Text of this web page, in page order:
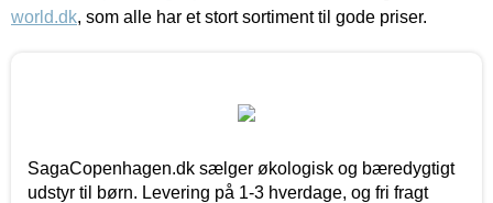
world.dk, som alle har et stort sortiment til gode priser.
SagaCopenhagen.dk sælger økologisk og bæredygtigt
udstyr til børn. Levering på 1-3 hverdage, og fri fragt